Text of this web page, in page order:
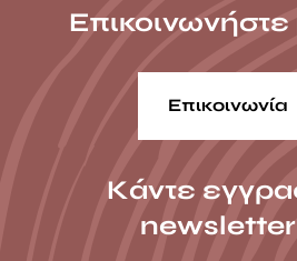
Επικοινωνήστε
Επικοινωνία
Κάντε